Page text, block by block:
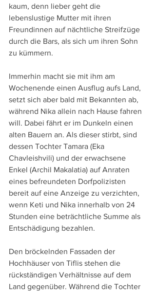
kaum, denn lieber geht die
lebenslustige Mutter mit ihren
Freundinnen auf nächtliche Streifzüge
durch die Bars, als sich um ihren Sohn
zu kümmern.
Immerhin macht sie mit ihm am
Wochenende einen Ausflug aufs Land,
setzt sich aber bald mit Bekannten ab,
während Nika allein nach Hause fahren
will. Dabei fährt er im Dunkeln einen
alten Bauern an. Als dieser stirbt, sind
dessen Tochter Tamara (Eka
Chavleishvili) und der erwachsene
Enkel (Archil Makalatia) auf Anraten
eines befreundeten Dorfpolizisten
bereit auf eine Anzeige zu verzichten,
wenn Keti und Nika innerhalb von 24
Stunden eine beträchtliche Summe als
Entschädigung bezahlen.
Den bröckelnden Fassaden der
Hochhäuser von Tiflis stehen die
rückständigen Verhältnisse auf dem
Land gegenüber. Während die Tochter